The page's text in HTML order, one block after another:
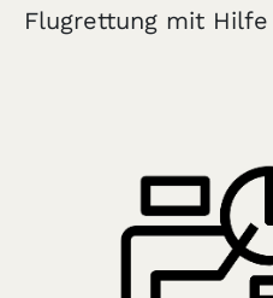
Flugrettung mit Hilfe